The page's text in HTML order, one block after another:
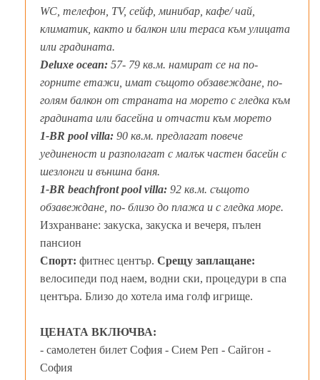
WC, телефон, TV, сейф, минибар, кафе/ чай,
климатик, както и балкон или тераса към улицата
или градината.
Deluxe ocean: 57- 79 кв.м. намират се на по-
горните етажи, имат същото обзавеждане, по-
голям балкон от страната на морето с гледка към
градината или басейна и отчасти към морето
1-BR pool villa: 90 кв.м. предлагат повече
уединеност и разполагат с малък частен басейн с
шезлонги и външна баня.
1-BR beachfront pool villa: 92 кв.м. същото
обзавеждане, по- близо до плажа и с гледка море.
Изхранване: закуска, закуска и вечеря, пълен
пансион
Спорт: фитнес център. Срещу заплащане:
велосипеди под наем, водни ски, процедури в спа
центъра. Близо до хотела има голф игрище.
ЦЕНАТА ВКЛЮЧВА:
- самолетен билет София - Сием Реп - Сайгон -
София